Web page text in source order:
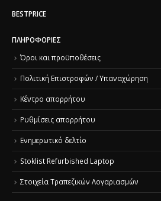
BESTPRICE
ΠΛΗΡΟΦΟΡΊΕΣ
Όροι και προϋποθέσεις
Πολιτική Επιστροφών / Υπαναχώρηση
Κέντρο απορρήτου
Ρυθμίσεις απορρήτου
Ενημερωτικό δελτίο
Stoklist Refurbished Laptop
Στοιχεία Τραπεζικών Λογαριασμών